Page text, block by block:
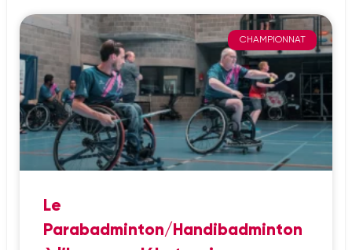
CHAMPIONNAT
Le
Parabadminton/Handibadminton